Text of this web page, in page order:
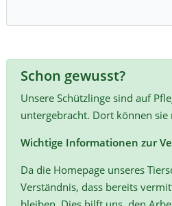
Schon gewusst?
Unsere Schützlinge sind auf
untergebracht. Dort können
Wichtige Informationen zur
Da die Homepage unseres
Verständnis, dass bereits